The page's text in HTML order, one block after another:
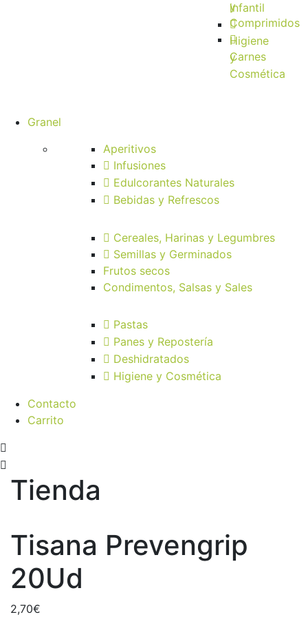
y
Comprimidos
Carnes
infantil
Higiene
y
Cosmética
Granel
Aperitivos
Infusiones
Edulcorantes Naturales
Bebidas y Refrescos
Cereales, Harinas y Legumbres
Semillas y Germinados
Frutos secos
Condimentos, Salsas y Sales
Pastas
Panes y Repostería
Deshidratados
Higiene y Cosmética
Contacto
Carrito
Tienda
Tisana Prevengrip
20Ud
2,70€